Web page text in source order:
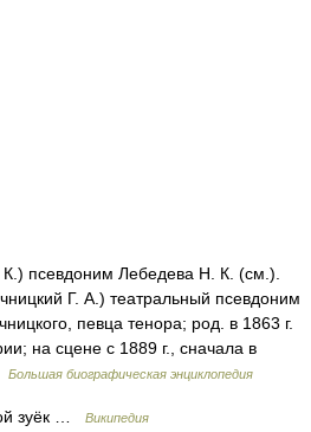
псевдоним Лебедева Н. К. (см.).
Г. А.) театральный псевдоним
певца тенора; род. в 1863 г.
на сцене с 1889 г., сначала в
Большая биографическая энциклопедия
зуёк … Википедия